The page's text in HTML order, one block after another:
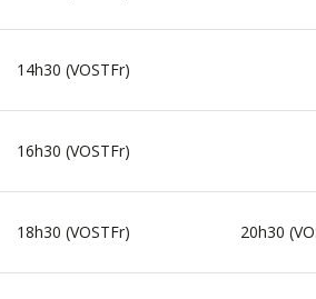
14h30 (VOSTFr)
16h30 (VOSTFr)
18h30 (VOSTFr) 20h30